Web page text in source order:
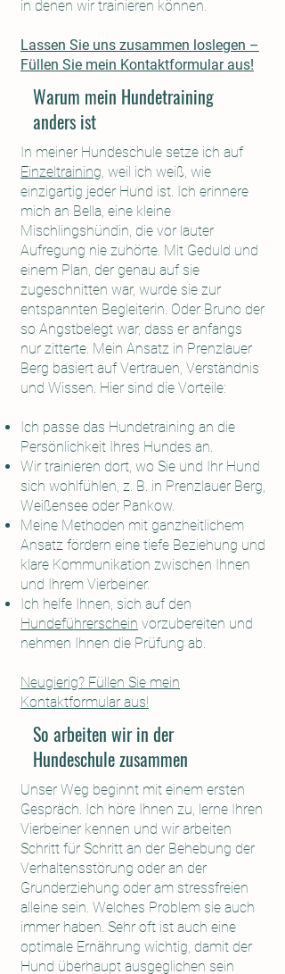
in denen wir trainieren können.
Lassen Sie uns zusammen loslegen –
Füllen Sie mein Kontaktformular aus!
Warum mein Hundetraining
anders ist
In meiner Hundeschule setze ich auf
Einzeltraining, weil ich weiß, wie
einzigartig jeder Hund ist. Ich erinnere
mich an Bella, eine kleine
Mischlingshündin, die vor lauter
Aufregung nie zuhörte. Mit Geduld und
einem Plan, der genau auf sie
zugeschnitten war, wurde sie zur
entspannten Begleiterin. Oder Bruno der
so Angstbelegt war, dass er anfangs
nur zitterte. Mein Ansatz in Prenzlauer
Berg basiert auf Vertrauen, Verständnis
und Wissen. Hier sind die Vorteile:
Ich passe das Hundetraining an die
Persönlichkeit Ihres Hundes an.
Wir trainieren dort, wo Sie und Ihr Hund
sich wohlfühlen, z. B. in Prenzlauer Berg,
Weißensee oder Pankow.
Meine Methoden mit ganzheitlichem
Ansatz fördern eine tiefe Beziehung und
klare Kommunikation zwischen Ihnen
und Ihrem Vierbeiner.
Ich helfe Ihnen, sich auf den
Hundeführerschein vorzubereiten und
nehmen Ihnen die Prüfung ab.
Neugierig? Füllen Sie mein
Kontaktformular aus!
So arbeiten wir in der
Hundeschule zusammen
Unser Weg beginnt mit einem ersten
Gespräch. Ich höre Ihnen zu, lerne Ihren
Vierbeiner kennen und wir arbeiten
Schritt für Schritt an der Behebung der
Verhaltensstörung oder an der
Grunderziehung oder am stressfreien
alleine sein. Welches Problem sie auch
immer haben. Sehr oft ist auch eine
optimale Ernährung wichtig, damit der
Hund überhaupt ausgeglichen sein